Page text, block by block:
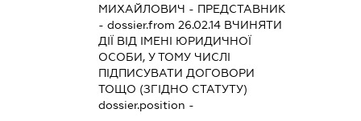
МИХАЙЛОВИЧ - ПРЕДСТАВНИК
- dossier.from 26.02.14ВЧИНЯТИ
ДІЇ ВІД ІМЕНІ ЮРИДИЧНОЇ
ОСОБИ, У ТОМУ ЧИСЛІ
ПІДПИСУВАТИ ДОГОВОРИ
ТОЩО (ЗГІДНО СТАТУТУ)
dossier.position -